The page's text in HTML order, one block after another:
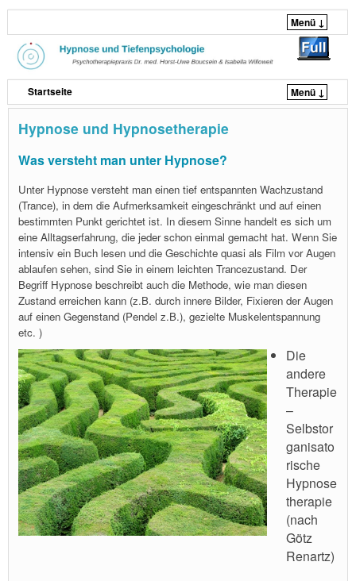
Menü ↓
Startseite
Menü ↓
Zum Inhalt wechseln
Zum sekundären Inhalt wechseln
Hypnose und Hypnosetherapie
Was versteht man unter Hypnose?
Unter Hypnose versteht man einen tief entspannten Wachzustand
(Trance), in dem die Aufmerksamkeit eingeschränkt und auf einen
bestimmten Punkt gerichtet ist. In diesem Sinne handelt es sich um
eine Alltagserfahrung, die jeder schon einmal gemacht hat. Wenn Sie
intensiv ein Buch lesen und die Geschichte quasi als Film vor Augen
ablaufen sehen, sind Sie in einem leichten Trancezustand. Der
Begriff Hypnose beschreibt auch die Methode, wie man diesen
Zustand erreichen kann (z.B. durch innere Bilder, Fixieren der Augen
auf einen Gegenstand (Pendel z.B.), gezielte Muskelentspannung
etc. )
Die
andere
Therapie
–
Selbstor
ganisato
rische
Hypnose
therapie
(nach
Götz
Renartz)